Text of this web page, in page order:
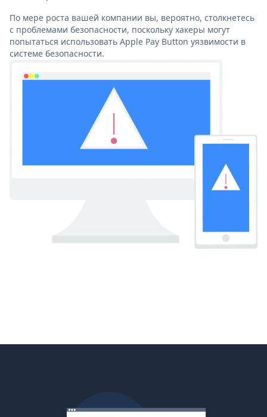
По мере роста вашей компании вы, вероятно, столкнетесь
с проблемами безопасности, поскольку хакеры могут
попытаться использовать Apple Pay Button уязвимости в
системе безопасности.